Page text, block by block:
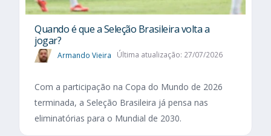
Quando é que a Seleção Brasileira volta a
jogar?
Armando Vieira Última atualização: 27/07/2026
Com a participação na Copa do Mundo de 2026
terminada, a Seleção Brasileira já pensa nas
eliminatórias para o Mundial de 2030.